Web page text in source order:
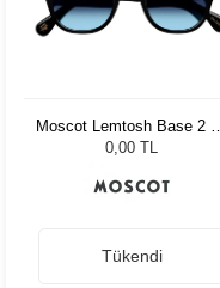
Moscot Lemtosh Base 2 46
Black Denim Blue
0,00 TL
Tükendi